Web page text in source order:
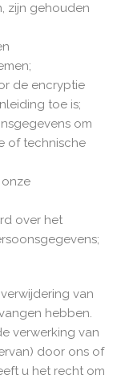
zijn gehouden
de encryptie
toe is;
om
of technische
over het
van
hebben.
verwerking van
door ons of
u het recht om